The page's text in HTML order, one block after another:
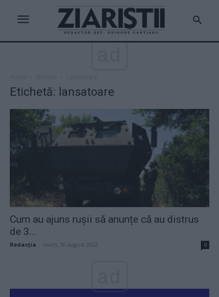
Etichetă: lansatoare
Cum au ajuns rușii să anunțe că au distrus
de 3...
Redacţia marți, 30 august 2022 0